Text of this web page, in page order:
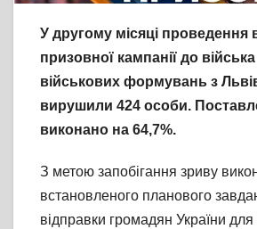
У другому місяці проведення
призовної кампанії до
військових формувань з
вирушили 424 особи.
виконано на 64,7%.
З метою запобігання зриву
встановленого планового
відправки громадян України